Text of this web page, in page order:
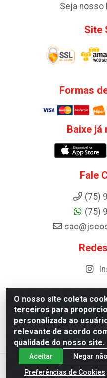
O nosso site coleta
terceiros para
personalizada ao
relevante de acordo
qualidade do nosso site.
Aceitar
Negar
Preferências de Cookies
Seja nosso
Site
Formas
Baixe já
Fale
(75)
(75)
Distribuidora de
km 87 - Industrial,